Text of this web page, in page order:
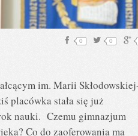
0
0
im. Marii
placówka stała się już
nauki. Czemu gimnazjum
Co do zaoferowania ma